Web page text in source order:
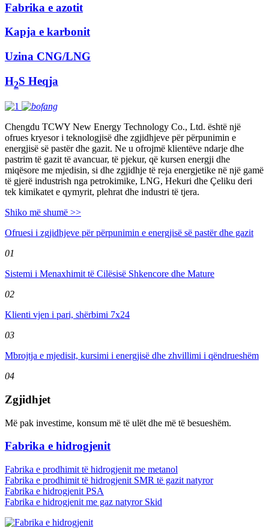
Fabrika e azotit
Kapja e karbonit
Uzina CNG/LNG
H2S Heqja
Chengdu TCWY New Energy Technology Co., Ltd. është një
ofrues kryesor i teknologjisë dhe zgjidhjeve për përpunimin e
energjisë së pastër dhe gazit. Ne u ofrojmë klientëve ndarje dhe
pastrim të gazit të avancuar, të pjekur, që kursen energji dhe
miqësore me mjedisin, si dhe zgjidhje të reja energjetike në një gamë
të gjerë industrish nga petrokimike, LNG, Hekuri dhe Çeliku deri
tek kimikatet e qymyrit, plehrat dhe industri të tjera.
Shiko më shumë >>
Ofruesi i zgjidhjeve për përpunimin e energjisë së pastër dhe gazit
01
Sistemi i Menaxhimit të Cilësisë Shkencore dhe Mature
02
Klienti vjen i pari, shërbimi 7x24
03
Mbrojtja e mjedisit, kursimi i energjisë dhe zhvillimi i qëndrueshëm
04
Zgjidhjet
Më pak investime, konsum më të ulët dhe më të besueshëm.
Fabrika e hidrogjenit
Fabrika e prodhimit të hidrogjenit me metanol
Fabrika e prodhimit të hidrogjenit SMR të gazit natyror
Fabrika e hidrogjenit PSA
Fabrika e hidrogjenit me gaz natyror Skid